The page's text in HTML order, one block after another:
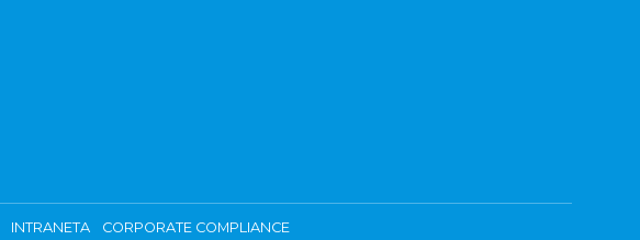
INTRANETA CORPORATE COMPLIANCE